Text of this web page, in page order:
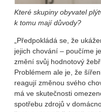
Které skupiny obyvatel
k tomu mají důvody?
„Předpokládá se, že
jejich chování – poučíme
změní svůj hodnotový
Problémem ale je, že
reagují změnou svého
má ve skutečnosti
spotřebu zdrojů v